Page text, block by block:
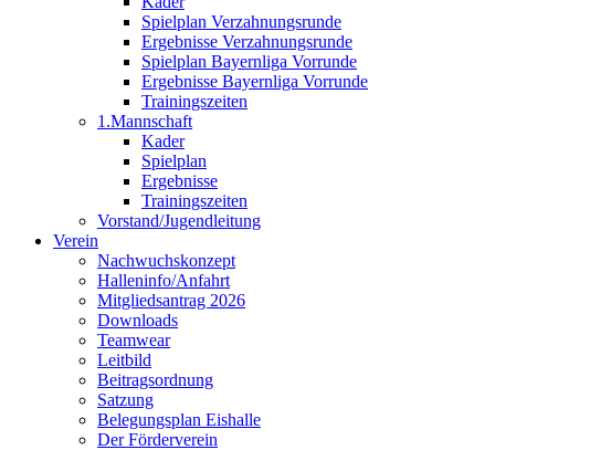
Spielplan Verzahnungsrunde
Ergebnisse Verzahnungsrunde
Spielplan Bayernliga Vorrunde
Ergebnisse Bayernliga Vorrunde
Trainingszeiten
1.Mannschaft
Kader
Spielplan
Ergebnisse
Trainingszeiten
Vorstand/Jugendleitung
Verein
Nachwuchskonzept
Halleninfo/Anfahrt
Mitgliedsantrag 2026
Downloads
Teamwear
Leitbild
Beitragsordnung
Satzung
Belegungsplan Eishalle
Der Förderverein